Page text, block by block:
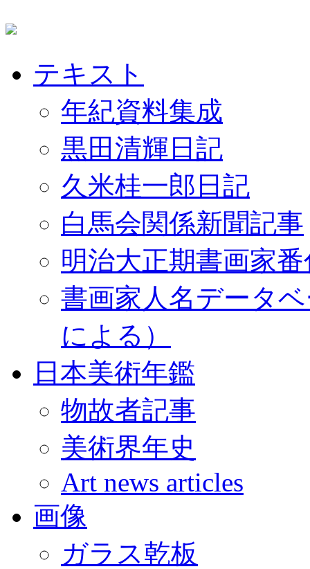
テキスト
年紀資料集成
黒田清輝日記
久米桂一郎日記
白馬会関係新聞記事
明治大正期書画家
書画家人名データ
による）
日本美術年鑑
物故者記事
美術界年史
Art news articles
画像
ガラス乾板